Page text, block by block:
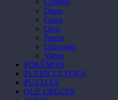
Dinos
Gatos
Osos
Perros
Unicornio
Varios
POKÉMON
PUERICULTURA
PUZZLES
QUE CRECEN